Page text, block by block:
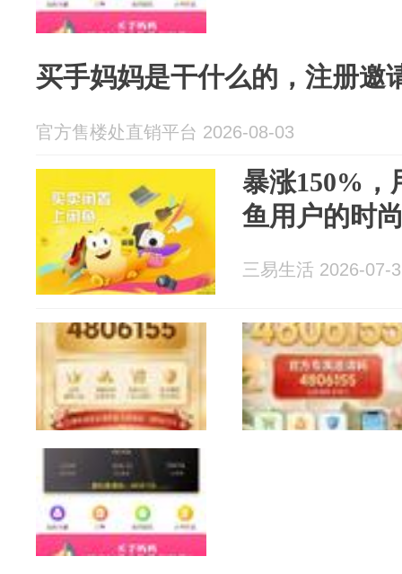
买手妈妈是干什么的，注册邀
官方售楼处直销平台 2026-08-03
暴涨150%
鱼用户的时
三易生活 2026-07-